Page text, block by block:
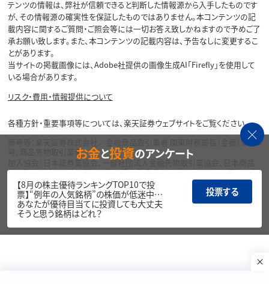
テンツの情報は、弊社が信頼できると判断した情報源から入手したものです
が、その情報源の確実性を保証したものではありません。本コンテンツの記
載内容に関するご質問・ご照会等には一切お答え致しかねますので予めご了
承お願い致します。また、本コンテンツの記載内容は、予告なしに変更するこ
とがあります。
当サイトの掲載画像には、Adobe社提供の画像生成AI「Firefly」を使用して
いる場合があります。
リスク・費用・情報提供について
各種方針・重要事項等については、楽天証券ウェブサイトをご覧ください。
商号等：楽天証券株式会社／金融商品取引業者 関東財務局長（金商）第195
号、商品先物取引業者
加入協会：日本証券業協会、一般社団法人金融先物取引業協会、日本商品
先物取引協会、一般社団法人第二種金融商品取引業協会、一般社団法人資
産運用業協会
Copyright©
1999-2026 Rakuten Securities, Inc. All
Rights Reserved.
お金と投資のアンケート
【8月の株主優待ランキングTOP10で投
票】“例年の人気銘柄”の株価が低迷中…
あなたが優待目当てに投資しても大丈夫
そうと思う銘柄はどれ？
投票する